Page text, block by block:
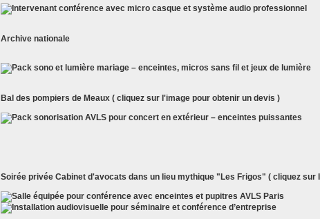
Archive nationale
Bal des pompiers de Meaux ( cliquez sur l'image pour obtenir un devis )
Soirée privée Cabinet d'avocats dans un lieu mythique "Les Frigos" ( cliquez sur